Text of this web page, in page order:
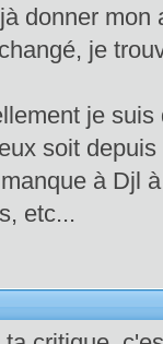
donner mon
je
je
soit
à Djl
etc...